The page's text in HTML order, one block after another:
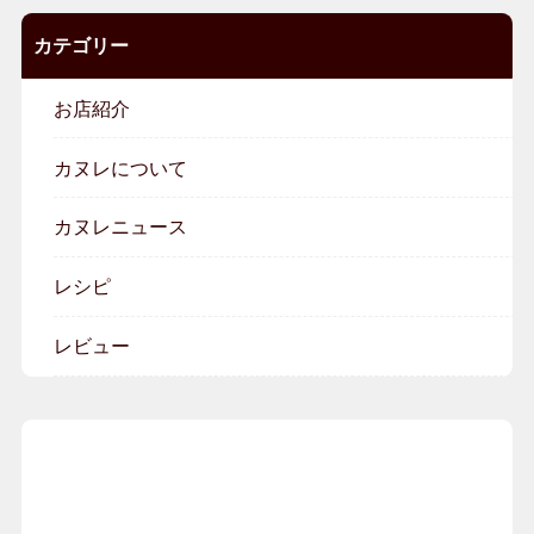
カテゴリー
お店紹介
カヌレについて
カヌレニュース
レシピ
レビュー